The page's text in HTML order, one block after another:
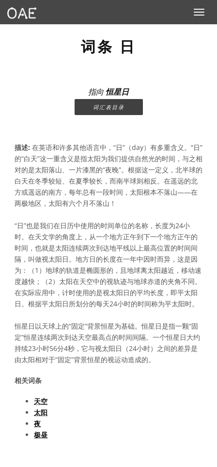
Toggle
词条 日
指向 恒星日
词汇表目录
描述: 在英语和许多其他语言中，“日”（day）有多重含义。“日”
的“白天”这一重含义是指太阳为我们提供自然光的时间，与之相
对的是太阳落山、一片漆黑的“夜晚”。根据这一定义，北半球的
白天在冬季较短、在夏季较长，而南半球则相反。在遥远的北
方或遥远的南方，每年总有一段时间，太阳根本不落山——在
两极地区，太阳有六个月不落山！
“日”也是我们在日历中使用的时间单位的名称，长度为24小
时。在天文学的角度上，从一个地方正午到下一个地方正午的
时间，也就是太阳连续两次到达地平线以上最高位置的时间间
隔，叫做视太阳日。地方日的长度在一年中因时而异，这是因
为：（1）地球的轨道是椭圆形的，且地球离太阳越近，移动速
度越快；（2）太阳在天空中的视轨迹与地球赤道的夹角不同。
在实际应用中，计时使用的是视太阳日的平均长度，即平太阳
日。根据平太阳日所划分的每天24小时的时间称为平太阳时。
恒星日以天球上的“固定”背景恒星为基础。恒星日是指一颗“固
定”恒星连续两次到达天空最高点的时间间隔。一个恒星日大约
持续23小时56分4秒，它与视太阳日（24小时）之间的差异是
由太阳相对于“固定”背景恒星的视运动造成的。
相关词条
天空
太阳
夜
极昼